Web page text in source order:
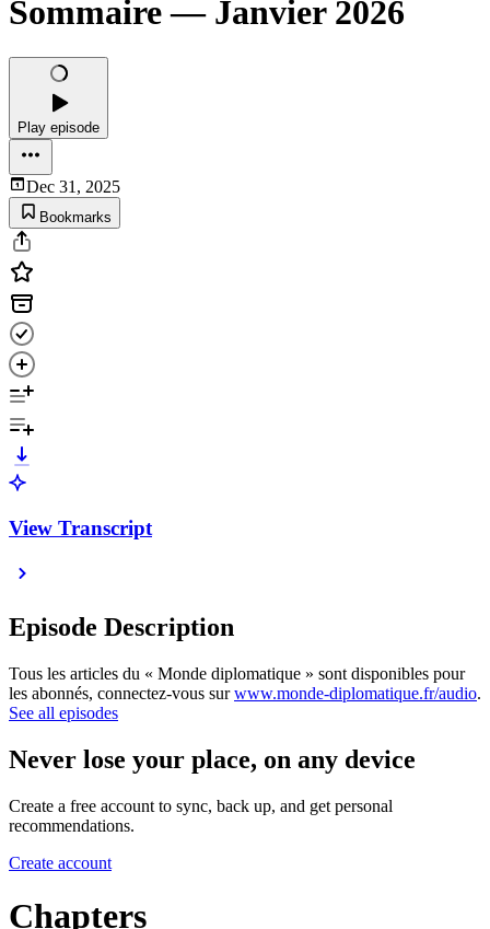
Sommaire — Janvier 2026
Play episode
Dec 31, 2025
Bookmarks
View Transcript
Episode Description
Tous les articles du « Monde diplomatique » sont disponibles pour
les abonnés, connectez-vous surwww.monde-diplomatique.fr/audio.
See all episodes
Never lose your place, on any device
Create a free account to sync, back up, and get personal
recommendations.
Create account
Chapters